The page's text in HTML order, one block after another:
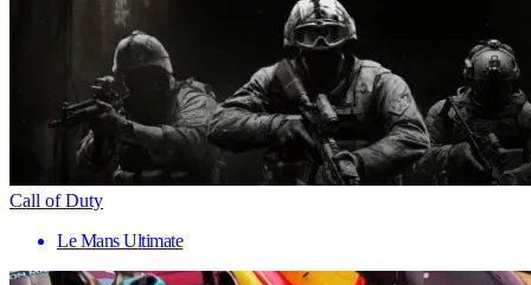
Call of Duty
Le Mans Ultimate